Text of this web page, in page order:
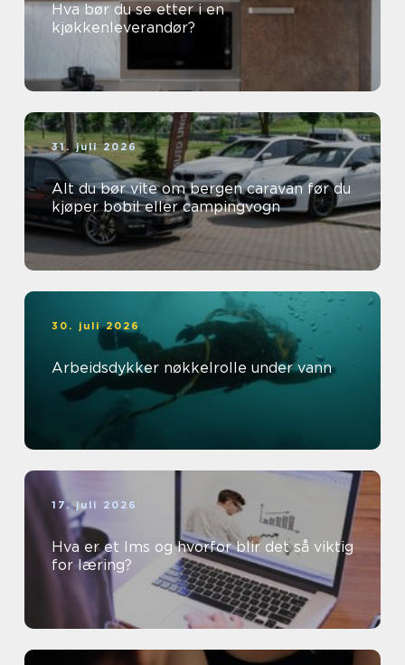
Hva bør du se etter i en
kjøkkenleverandør?
31. juli 2026
Alt du bør vite om bergen caravan før du
kjøper bobil eller campingvogn
30. juli 2026
Arbeidsdykker nøkkelrolle under vann
17. juli 2026
Hva er et lms og hvorfor blir det så viktig
for læring?